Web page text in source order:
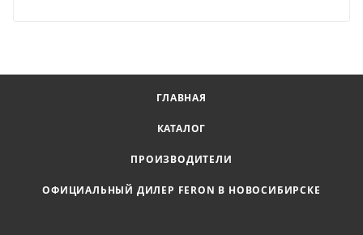
ГЛАВНАЯ
КАТАЛОГ
ПРОИЗВОДИТЕЛИ
ОФИЦИАЛЬНЫЙ ДИЛЕР FERON В НОВОСИБИРСКЕ